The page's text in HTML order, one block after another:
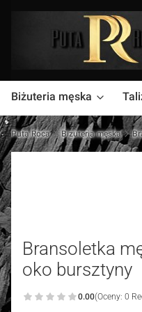
Biżuteria męska
Puta Roca Biżuteria męska
Bransoletka
oko bursztyny
0.00(Oceny: 0